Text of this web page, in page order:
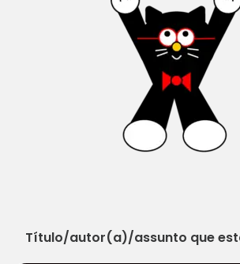
Título/autor(a)/assunto que